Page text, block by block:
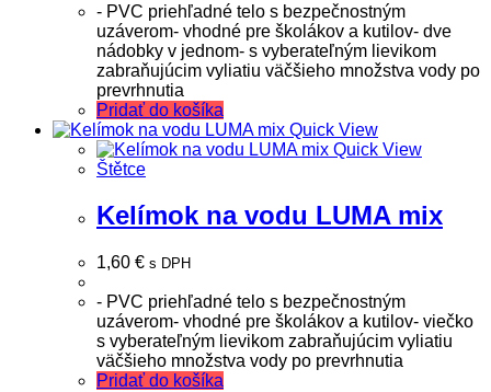
- PVC priehľadné telo s bezpečnostným
uzáverom- vhodné pre školákov a kutilov- dve
nádobky v jednom- s vyberateľným lievikom
zabraňujúcim vyliatiu väčšieho množstva vody po
prevrhnutia
Pridať do košíka
Quick View
Quick View
Štětce
Kelímok na vodu LUMA mix
1,60 € s DPH
- PVC priehľadné telo s bezpečnostným
uzáverom- vhodné pre školákov a kutilov- viečko
s vyberateľným lievikom zabraňujúcim vyliatiu
väčšieho množstva vody po prevrhnutia
Pridať do košíka